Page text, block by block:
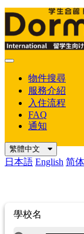
Mobile
物件搜尋
服務介紹
入住流程
FAQ
通知
繁體中文
日本語 English 简
學校名